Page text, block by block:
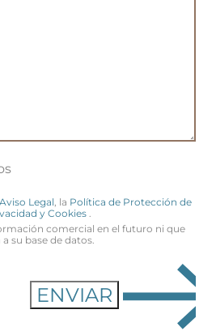
Aviso Legal, la Política de Protección de
y Cookies .
comercial en el futuro ni que
su base de datos.